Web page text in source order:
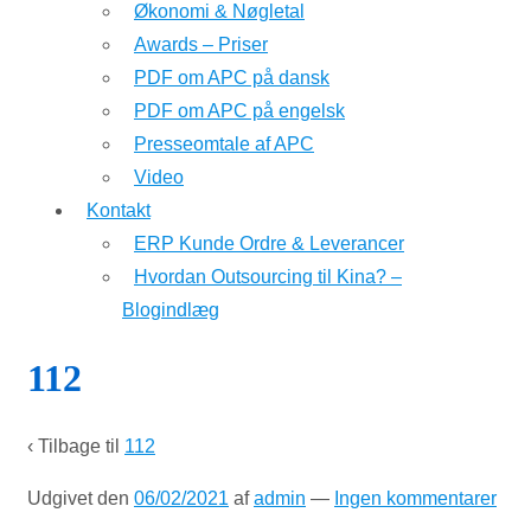
Økonomi & Nøgletal
Awards – Priser
PDF om APC på dansk
PDF om APC på engelsk
Presseomtale af APC
Video
Kontakt
ERP Kunde Ordre & Leverancer
Hvordan Outsourcing til Kina? –
Blogindlæg
112
‹ Tilbage til 112
Udgivet den 06/02/2021 afadmin — Ingen kommentarer